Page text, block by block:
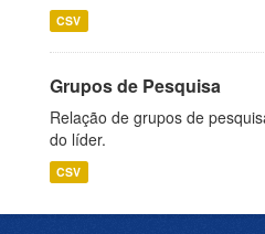
CSV
Grupos de Pesquisa
Relação de grupos de
do líder.
CSV